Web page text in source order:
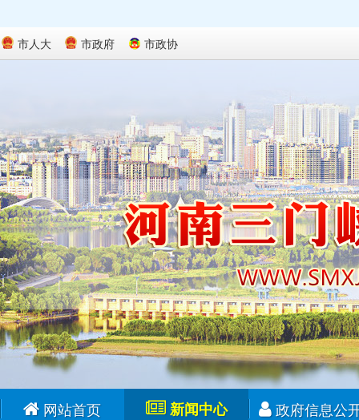
市人大 市政府 市政协
网站首页 新闻中心 政府信息公